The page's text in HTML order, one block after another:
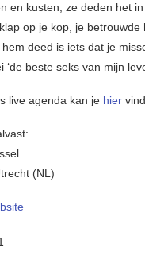
en kusten, ze deden het
op je kop, je betrouwde
deed is iets dat je
‘de beste seks van mijn
live agenda kan je hier
(NL)